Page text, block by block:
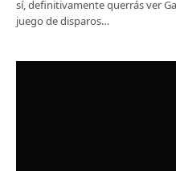
sí, definitivamente querrás ver
juego de disparos…